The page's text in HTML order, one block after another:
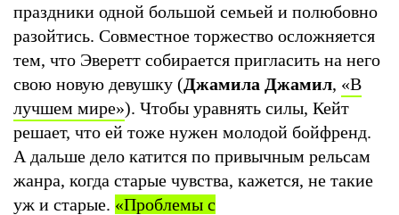
праздники одной большой семьей и полюбовно
разойтись. Совместное торжество осложняется
тем, что Эверетт собирается пригласить на него
свою новую девушку (Джамила Джамил, «В
лучшем мире»). Чтобы уравнять силы, Кейт
решает, что ей тоже нужен молодой бойфренд.
А дальше дело катится по привычным рельсам
жанра, когда старые чувства, кажется, не такие
уж и старые. «Проблемы с